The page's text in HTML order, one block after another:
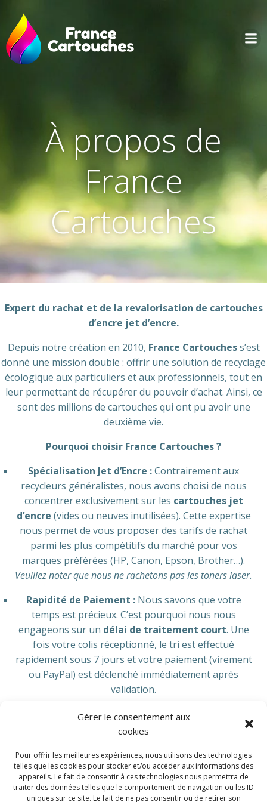
Gérer le consentement aux
cookies
Pour offrir les meilleures expériences, nous utilisons des technologies
telles que les cookies pour stocker et/ou accéder aux informations des
appareils. Le fait de consentir à ces technologies nous permettra de
traiter des données telles que le comportement de navigation ou les ID
uniques sur ce site. Le fait de ne pas consentir ou de retirer son
À propos de
France
Cartouches
Expert du rachat et de la revalorisation de cartouches
d’encre jet d’encre.
Depuis notre création en 2010, France Cartouchess’est
donné une mission double : offrir une solution de recyclage
écologique aux particuliers et aux professionnels, tout en
leur permettant de récupérer du pouvoir d’achat. Ainsi, ce
sont des millions de cartouches qui ont pu avoir une
deuxième vie.
Pourquoi choisir France Cartouches ?
Spécialisation Jet d’Encre :Contrairement aux
recycleurs généralistes, nous avons choisi de nous
concentrer exclusivement sur les cartouches jet
d’encre (vides ou neuves inutilisées). Cette expertise
nous permet de vous proposer des tarifs de rachat
parmi les plus compétitifs du marché pour vos
marques préférées (HP, Canon, Epson, Brother…).
Veuillez noter que nous ne rachetons pas les toners laser.
Rapidité de Paiement :Nous savons que votre
temps est précieux. C’est pourquoi nous nous
engageons sur un délai de traitement court. Une
fois votre colis réceptionné, le tri est effectué
rapidement sous 7 jours et votre paiement (virement
ou PayPal) est déclenché immédiatement après
validation.
Engagement Éco-responsable :En nous revendant
vos cartouches jet d’encre, vous participez
collectées sont testées et réutilisées, limitant ainsi
l’impact environnemental des déchets plastiques.
Simplicité Logistique :Avec notre simulateur de